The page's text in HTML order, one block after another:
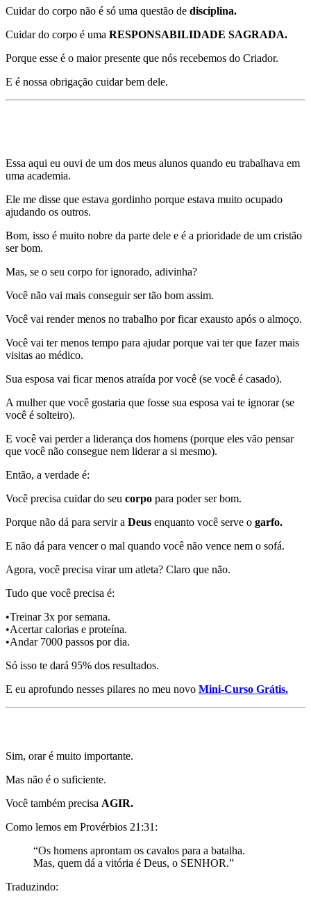
Cuidar do corpo não é só uma questão de disciplina.
Cuidar do corpo é uma RESPONSABILIDADE SAGRADA.
Porque esse é o maior presente que nós recebemos do Criador.
E é nossa obrigação cuidar bem dele.
Essa aqui eu ouvi de um dos meus alunos quando eu trabalhava em
uma academia.
Ele me disse que estava gordinho porque estava muito ocupado
ajudando os outros.
Bom, isso é muito nobre da parte dele e é a prioridade de um cristão
ser bom.
Mas, se o seu corpo for ignorado, adivinha?
Você não vai mais conseguir ser tão bom assim.
Você vai render menos no trabalho por ficar exausto após o almoço.
Você vai ter menos tempo para ajudar porque vai ter que fazer mais
visitas ao médico.
Sua esposa vai ficar menos atraída por você (se você é casado).
A mulher que você gostaria que fosse sua esposa vai te ignorar (se
você é solteiro).
E você vai perder a liderança dos homens (porque eles vão pensar
que você não consegue nem liderar a si mesmo).
Então, a verdade é:
Você precisa cuidar do seu corpo para poder ser bom.
Porque não dá para servir a Deus enquanto você serve o garfo.
E não dá para vencer o mal quando você não vence nem o sofá.
Agora, você precisa virar um atleta? Claro que não.
Tudo que você precisa é:
•Treinar 3x por semana.
•Acertar calorias e proteína.
•Andar 7000 passos por dia.
Só isso te dará 95% dos resultados.
E eu aprofundo nesses pilares no meu novo Mini-Curso Grátis.
Sim, orar é muito importante.
Mas não é o suficiente.
Você também precisa AGIR.
Como lemos em Provérbios 21:31:
“Os homens aprontam os cavalos para a batalha.
Mas, quem dá a vitória é Deus, o SENHOR.”
Traduzindo: